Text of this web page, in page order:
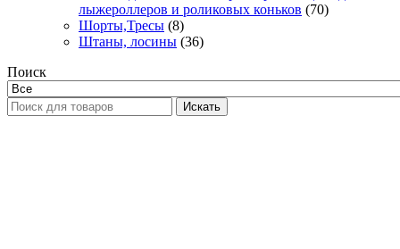
лыжероллеров и роликовых коньков (70)
Шорты,Тресы (8)
Штаны, лосины (36)
Поиск
Искать